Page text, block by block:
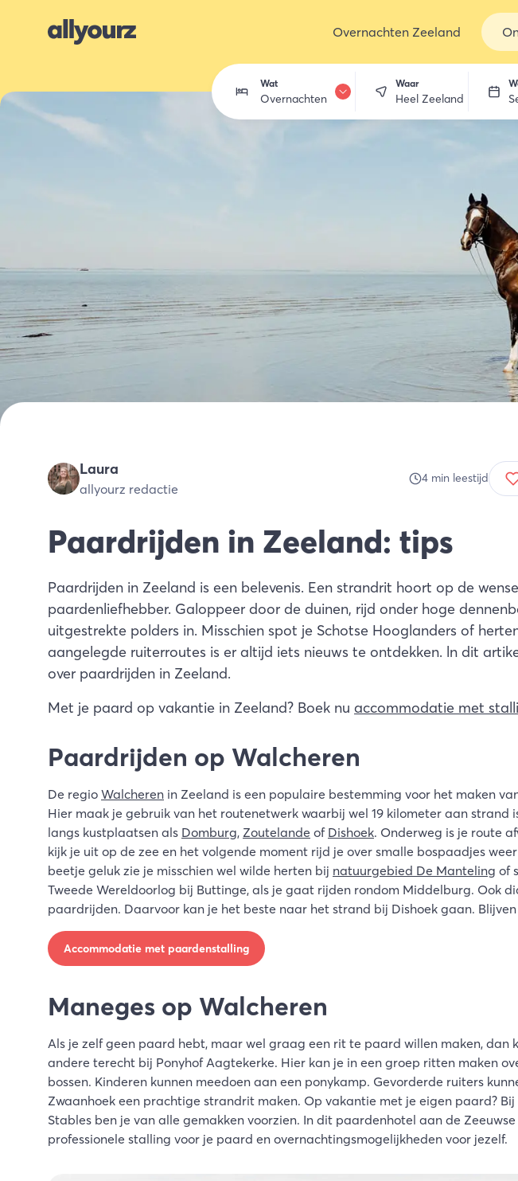
Overnachten Zeeland
Wat
Overnachten
Zeeland ontdekken
Waar
Heel Zeeland
Paardrijden in Zeeland: tips
Paardrijden in Zeeland is een belevenis. Een strandrit hoort op de
paardenliefhebber. Galoppeer door de duinen, rijd onder hoge
uitgestrekte polders in. Misschien spot je Schotse Hooglanders of
aangelegde ruiterroutes is er altijd iets nieuws te ontdekken. ln dit
over paardrijden in Zeeland.
Met je paard op vakantie in Zeeland? Boek nu accommodatie met
Laura
allyourz redactie
4min leestijd
Paardrijden op Walcheren
De regio Walcheren in Zeeland is een populaire bestemming voor het maken
Hier maak je gebruik van het routenetwerk waarbij wel 19 kilometer aan strand
langs kustplaatsen als Domburg, Zoutelande of Dishoek. Onderweg is je route
kijk je uit op de zee en het volgende moment rijd je over smalle bospaadjes
beetje geluk zie je misschien wel wilde herten bij natuurgebied De Manteling of
Tweede Wereldoorlog bij Buttinge, als je gaat rijden rondom Middelburg. Ook
paardrijden. Daarvoor kan je het beste naar het strand bij Dishoek gaan. Blijven
Accommodatie met paardenstalling
Maneges op Walcheren
Als je zelf geen paard hebt, maar wel graag een rit te paard willen maken, dan
andere terecht bij Ponyhof Aagtekerke. Hier kan je in een groep ritten maken
bossen. Kinderen kunnen meedoen aan een ponykamp. Gevorderde ruiters
Zwaanhoek een prachtige strandrit maken. Op vakantie met je eigen paard?
Stables ben je van alle gemakken voorzien. In dit paardenhotel aan de
professionele stalling voor je paard en overnachtingsmogelijkheden voor jezelf.